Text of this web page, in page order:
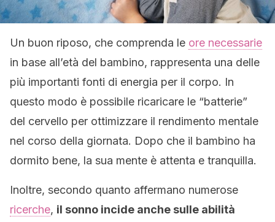
Un buon riposo, che comprenda le ore necessarie
in base all’età del bambino, rappresenta una delle
più importanti fonti di energia per il corpo. In
questo modo è possibile ricaricare le “batterie”
del cervello per ottimizzare il rendimento mentale
nel corso della giornata. Dopo che il bambino ha
dormito bene, la sua mente è attenta e tranquilla.
Inoltre, secondo quanto affermano numerose
ricerche, il sonno incide anche sulle abilità